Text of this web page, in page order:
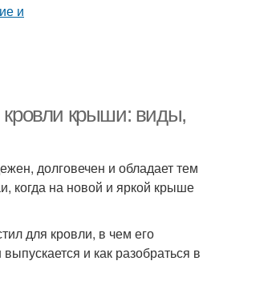
крыши: виды,
долговечен и обладает тем
когда на новой и яркой крыше
для кровли, в чем его
и как разобраться в